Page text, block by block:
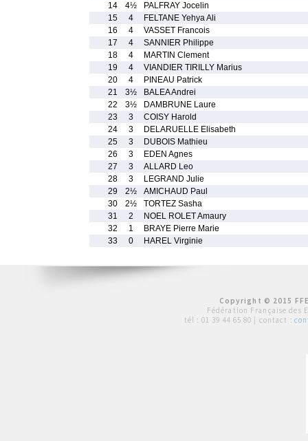
14
4½
PALFRAY Jocelin
15
4
FELTANE Yehya Ali
16
4
VASSET Francois
17
4
SANNIER Philippe
18
4
MARTIN Clement
19
4
VIANDIER TIRILLY Marius
20
4
PINEAU Patrick
21
3½
BALEA Andrei
22
3½
DAMBRUNE Laure
23
3
COISY Harold
24
3
DELARUELLE Elisabeth
25
3
DUBOIS Mathieu
26
3
EDEN Agnes
27
3
ALLARD Leo
28
3
LEGRAND Julie
29
2½
AMICHAUD Paul
30
2½
TORTEZ Sasha
31
2
NOEL ROLET Amaury
32
1
BRAYE Pierre Marie
33
0 HAREL Virginie
Copyright © 2015
Fédération Française des
tél : 01 39 44 65 80 | contact :